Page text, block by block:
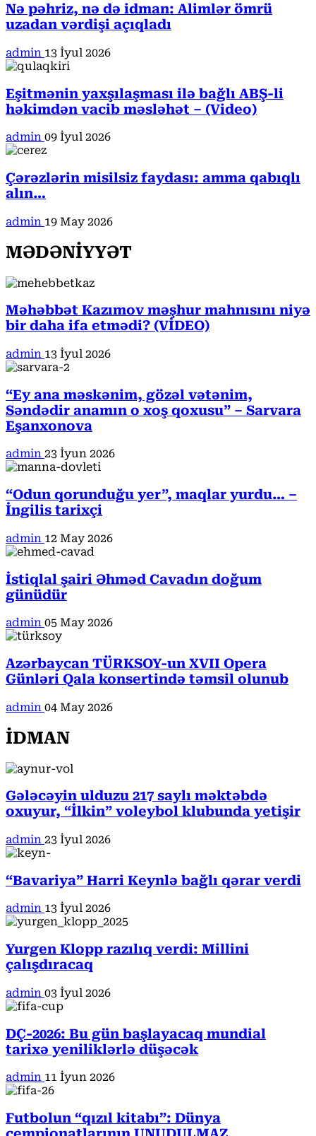
Nə pəhriz, nə də idman: Alimlər ömrü
uzadan vərdişi açıqladı
admin 13 İyul 2026
Eşitmənin yaxşılaşması ilə bağlı ABŞ-li
həkimdən vacib məsləhət – (Video)
admin 09 İyul 2026
Çərəzlərin misilsiz faydası: amma qabıqlı
alın…
admin 19 May 2026
MƏDƏNİYYƏT
Məhəbbət Kazımov məşhur mahnısını niyə
bir daha ifa etmədi? (VİDEO)
admin 13 İyul 2026
“Ey ana məskənim, gözəl vətənim,
Səndədir anamın o xoş qoxusu” – Sarvara
Eşanxonova
admin 23 İyun 2026
“Odun qorunduğu yer”, maqlar yurdu… –
İngilis tarixçi
admin 12 May 2026
İstiqlal şairi Əhməd Cavadın doğum
günüdür
admin 05 May 2026
Azərbaycan TÜRKSOY-un XVII Opera
Günləri Qala konsertində təmsil olunub
admin 04 May 2026
İDMAN
Gələcəyin ulduzu 217 saylı məktəbdə
oxuyur, “İlkin” voleybol klubunda yetişir
admin 23 İyul 2026
“Bavariya” Harri Keynlə bağlı qərar verdi
admin 13 İyul 2026
Yurgen Klopp razılıq verdi: Millini
çalışdıracaq
admin 03 İyul 2026
DÇ-2026: Bu gün başlayacaq mundial
tarixə yeniliklərlə düşəcək
admin 11 İyun 2026
Futbolun “qızıl kitabı”: Dünya